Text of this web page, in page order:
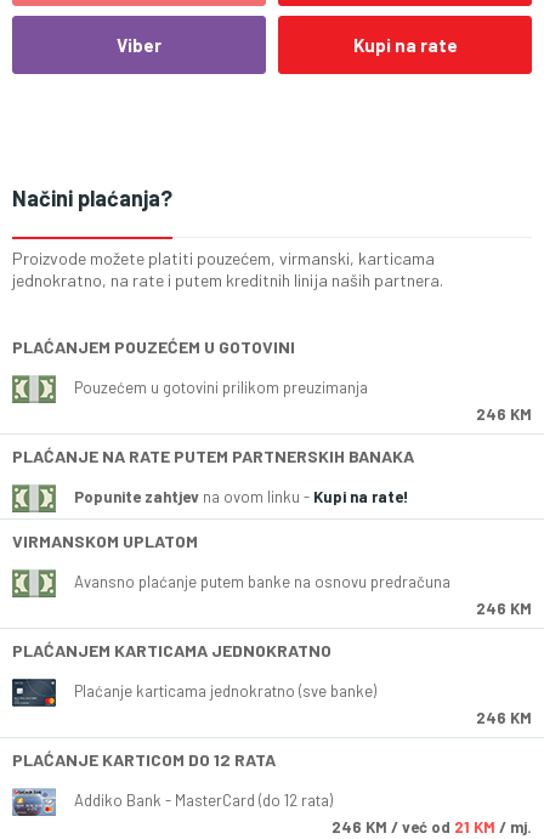
Viber Kupi na rate
Načini plaćanja?
Proizvode možete platiti pouzećem, virmanski, karticama
jednokratno, na rate i putem kreditnih linija naših partnera.
PLAĆANJEM POUZEĆEM U GOTOVINI
Pouzećem u gotovini prilikom preuzimanja
246 KM
PLAĆANJE NA RATE PUTEM PARTNERSKIH BANAKA
Popunite zahtjev na ovom linku - Kupi na rate!
VIRMANSKOM UPLATOM
Avansno plaćanje putem banke na osnovu predračuna
246 KM
PLAĆANJEM KARTICAMA JEDNOKRATNO
Plaćanje karticama jednokratno (sve banke)
246 KM
PLAĆANJE KARTICOM DO 12 RATA
Addiko Bank - MasterCard (do 12 rata)
246 KM / već od 21 KM / mj.